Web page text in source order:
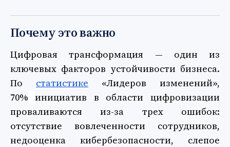
Почему это важно
Цифровая трансформация — один из
ключевых факторов устойчивости бизнеса.
По статистике «Лидеров изменений»,
70% инициатив в области цифровизации
проваливаются из-за трех ошибок:
отсутствие вовлеченности сотрудников,
недооценка кибербезопасности, слепое